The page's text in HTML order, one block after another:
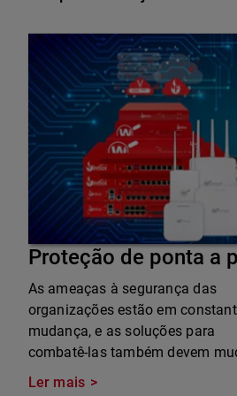
Proteção de ponta a
As ameaças à segurança das
organizações estão em
mudança, e as soluções para
combatê-las também devem
Ler mais